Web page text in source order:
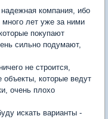
компания, ибо
лет уже за ними
покупают
сильно подумают,
не строится,
объекты, которые ведут
очень плохо
искать варианты -